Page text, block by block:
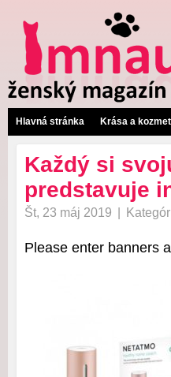
Hlavná stránka Krása a
Každý si
predstavuje
Št, 23 máj 2019
Please enter banners